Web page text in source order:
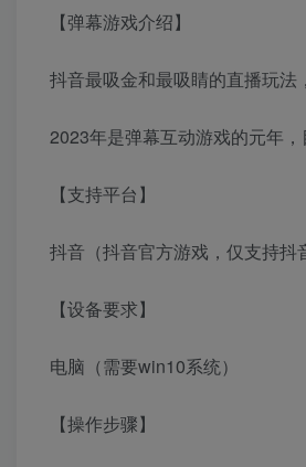
【弹幕游戏介绍】
抖音最吸金和最吸睛的直播玩法
2023年是弹幕互动游戏的元年
【支持平台】
抖音（抖音官方游戏，仅支持抖
【设备要求】
电脑（需要win10系统）
【操作步骤】